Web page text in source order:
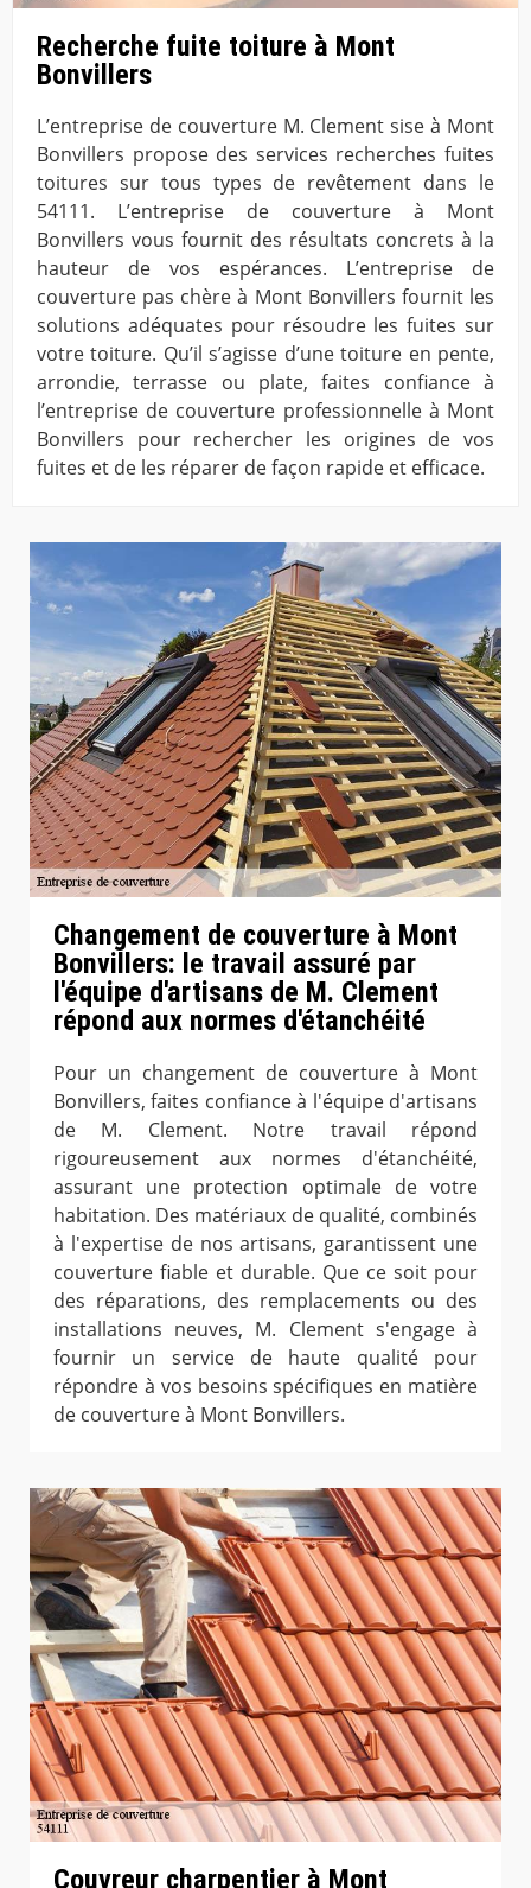
Recherche fuite toiture à Mont
Bonvillers
L’entreprise de couverture M. Clement sise à Mont
Bonvillers propose des services recherches fuites
toitures sur tous types de revêtement dans le
54111. L’entreprise de couverture à Mont
Bonvillers vous fournit des résultats concrets à la
hauteur de vos espérances. L’entreprise de
couverture pas chère à Mont Bonvillers fournit les
solutions adéquates pour résoudre les fuites sur
votre toiture. Qu’il s’agisse d’une toiture en pente,
arrondie, terrasse ou plate, faites confiance à
l’entreprise de couverture professionnelle à Mont
Bonvillers pour rechercher les origines de vos
fuites et de les réparer de façon rapide et efficace.
Changement de couverture à Mont
Bonvillers: le travail assuré par
l'équipe d'artisans de M. Clement
répond aux normes d'étanchéité
Pour un changement de couverture à Mont
Bonvillers, faites confiance à l'équipe d'artisans
de M. Clement. Notre travail répond
rigoureusement aux normes d'étanchéité,
assurant une protection optimale de votre
habitation. Des matériaux de qualité, combinés
à l'expertise de nos artisans, garantissent une
couverture fiable et durable. Que ce soit pour
des réparations, des remplacements ou des
installations neuves, M. Clement s'engage à
fournir un service de haute qualité pour
répondre à vos besoins spécifiques en matière
de couverture à Mont Bonvillers.
Couvreur charpentier à Mont